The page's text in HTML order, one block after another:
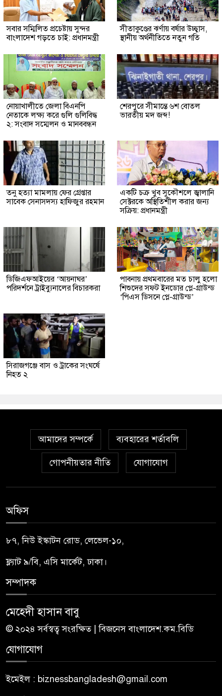
সবার সম্মিলিত প্রচেষ্টায় সুন্দর
বাংলাদেশ গড়তে চাই: প্রধানমন্ত্রী
সীতাকুণ্ডের ঝর্ণায় বর্ষার উচ্ছ্বাস,
স্থানীয় অর্থনীতিতে নতুন গতি
নোয়াখালীতে জেলা বিএনপি
নেতাকে লক্ষ্য করে গুলি গুলিবিদ্ধ
২: সংবাদ সম্মেলন ও মানববন্ধন
শেরপুরে সীমান্তে ৬শ বোতল
ভারতীয় মদ জব্দ!
তনু হত্যা মামলায় ফের গ্রেপ্তার
সাবেক সেনাসদস্য হাফিজুর রহমান
একটি চক্র খুব সুকৌশলে জ্বালানি
সেক্টরকে অস্থিতিশীল করার জন্য
সক্রিয়: প্রধানমন্ত্রী
ডিজিএফআইয়ের ‘আয়নাঘর’
পরিদর্শনে ট্রাইব্যুনালের বিচারকরা
পাবনায় প্রথমবারের মত চালু হলো
শিশুদের সফট ইনডোর প্লে-গ্রাউন্ড
‘পিএস ডিসনে প্লে-গ্রাউন্ড’
সিরাজগঞ্জে বাস ও ট্রাকের সংঘর্ষে
নিহত ২
আমাদের সম্পর্কে ব্যবহারের শর্তাবলি
গোপনীয়তার নীতি যোগাযোগ
অফিস
৮৭, নিউ ইস্কাটন রোড, লেভেল-১০,
ফ্ল্যাট ৯/বি, এসি মার্কেট, ঢাকা।
সম্পাদক
মেহেদী হাসান বাবু
© ২০২৪ সর্বস্বত্ব সংরক্ষিত | বিজনেস বাংলাদেশ.কম.বিডি
যোগাযোগ
ইমেইল : biznessbangladesh@gmail.com